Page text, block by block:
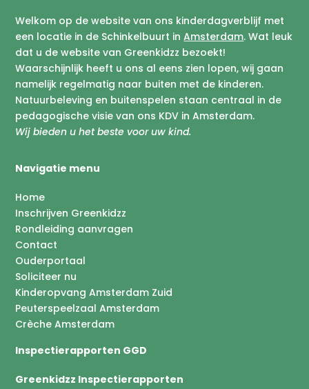
Welkom op de website van ons kinderdagverblijf met
een locatie in de Schinkelbuurt inAmsterdam. Wat leuk
dat u de website van Greenkidzz bezoekt!
Waarschijnlijk heeft u ons al eens zien lopen, wij gaan
namelijk regelmatig naar buiten met de kinderen.
Natuurbeleving en buitenspelen staan centraal in de
pedagogische visie van ons KDV in Amsterdam.
Wij bieden u het beste voor uw kind.
Navigatie menu
Home
Inschrijven Greenkidzz
Rondleiding aanvragen
Contact
Ouderportaal
Soliciteer nu
Kinderopvang Amsterdam Zuid
Peuterspeelzaal Amsterdam
Crèche Amsterdam
Inspectierapporten GGD
Greenkidzz Inspectierapporten